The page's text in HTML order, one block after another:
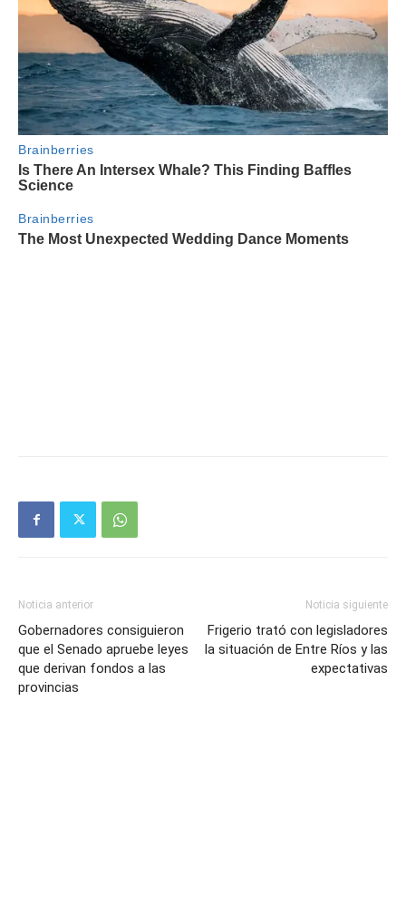
Noticia anterior
Gobernadores consiguieron
que el Senado apruebe leyes
que derivan fondos a las
provincias
Noticia siguiente
Frigerio trató con legisladores
la situación de Entre Ríos y las
expectativas